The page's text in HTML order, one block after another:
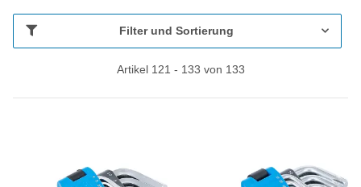
Filter und Sortierung
Artikel 121 - 133 von 133